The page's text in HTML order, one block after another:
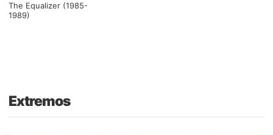
The Equalizer (1985-
1989)
Extremos